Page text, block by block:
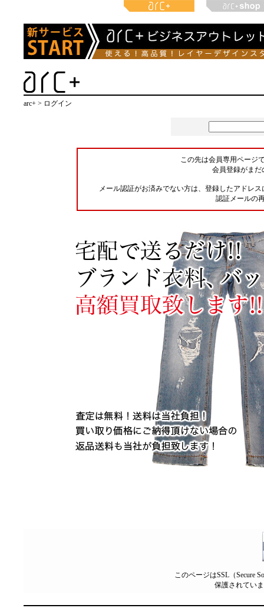
arc+ > ログイン
この先は会員専用ページ
会員登録がまだ
メール認証がお済みでない方は、登録したアドレ
認証メールの
このページはSSL（Secure
保護されてい